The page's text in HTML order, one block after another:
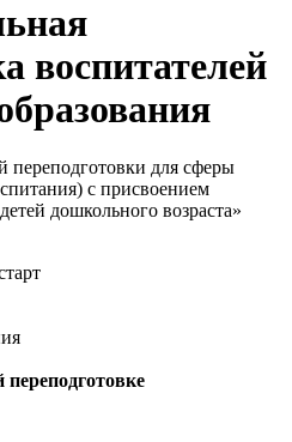
воспитателей
переподготовки для сферы
с присвоением
дошкольного возраста»